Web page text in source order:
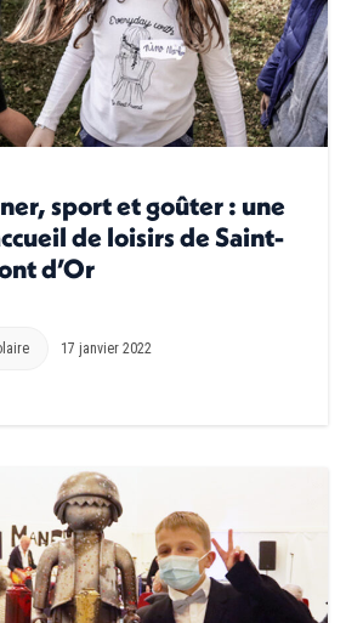
sport et goûter : une
de loisirs de Saint-
d’Or
17 janvier 2022